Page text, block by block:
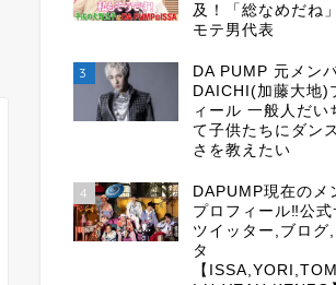
及！「総なめだね
モテ男代表
3
DA PUMP 元メン
DAICHI(加藤大地)
ィール 一般人だい
て子供たちにダン
さを教えたい
4
DAPUMP現在のメ
プロフィール‼公式
ツイッター,ブログ,
タ
【